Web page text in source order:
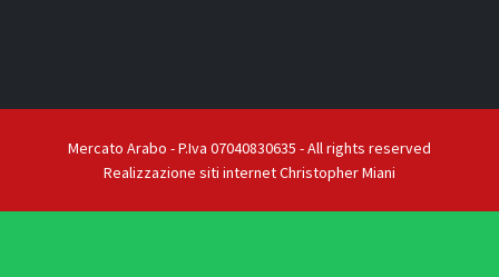
Mercato Arabo - P.Iva 07040830635 - All rights reserved
Realizzazione siti internet Christopher Miani